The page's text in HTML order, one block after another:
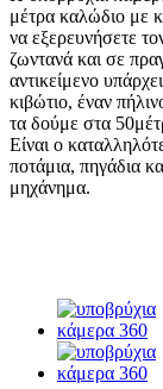
μέτρα καλώδιο με
να εξερευνήσετε
ζωντανά και σε
αντικείμενο
κιβώτιο, έναν
τα δούμε στα
Είναι ο
ποτάμια, πηγάδια
μηχάνημα.